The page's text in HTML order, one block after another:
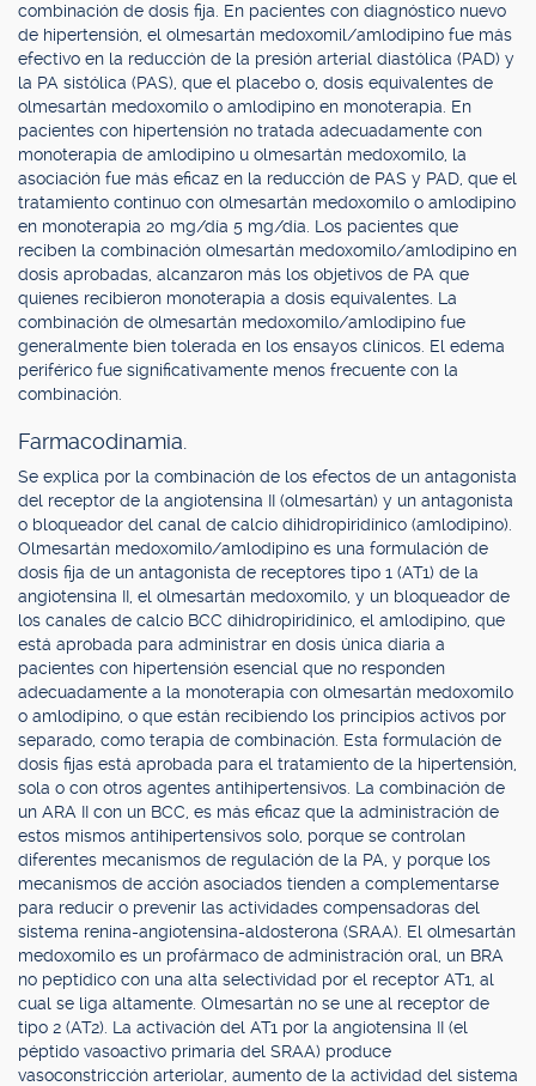
combinación de dosis fija. En pacientes con diagnóstico nuevo
de hipertensión, el olmesartán medoxomil/amlodipino fue más
efectivo en la reducción de la presión arterial diastólica (PAD) y
la PA sistólica (PAS), que el placebo o, dosis equivalentes de
olmesartán medoxomilo o amlodipino en monoterapia. En
pacientes con hipertensión no tratada adecuadamente con
monoterapia de amlodipino u olmesartán medoxomilo, la
asociación fue más eficaz en la reducción de PAS y PAD, que el
tratamiento continuo con olmesartán medoxomilo o amlodipino
en monoterapia 20 mg/día 5 mg/día. Los pacientes que
reciben la combinación olmesartán medoxomilo/amlodipino en
dosis aprobadas, alcanzaron más los objetivos de PA que
quienes recibieron monoterapia a dosis equivalentes. La
combinación de olmesartán medoxomilo/amlodipino fue
generalmente bien tolerada en los ensayos clínicos. El edema
periférico fue significativamente menos frecuente con la
combinación.
Farmacodinamia.
Se explica por la combinación de los efectos de un antagonista
del receptor de la angiotensina II (olmesartán) y un antagonista
o bloqueador del canal de calcio dihidropiridínico (amlodipino).
Olmesartán medoxomilo/amlodipino es una formulación de
dosis fija de un antagonista de receptores tipo 1 (AT1) de la
angiotensina II, el olmesartán medoxomilo, y un bloqueador de
los canales de calcio BCC dihidropiridínico, el amlodipino, que
está aprobada para administrar en dosis única diaria a
pacientes con hipertensión esencial que no responden
adecuadamente a la monoterapia con olmesartán medoxomilo
o amlodipino, o que están recibiendo los principios activos por
separado, como terapia de combinación. Esta formulación de
dosis fijas está aprobada para el tratamiento de la hipertensión,
sola o con otros agentes antihipertensivos. La combinación de
un ARA II con un BCC, es más eficaz que la administración de
estos mismos antihipertensivos solo, porque se controlan
diferentes mecanismos de regulación de la PA, y porque los
mecanismos de acción asociados tienden a complementarse
para reducir o prevenir las actividades compensadoras del
sistema renina-angiotensina-aldosterona (SRAA). El olmesartán
medoxomilo es un profármaco de administración oral, un BRA
no peptídico con una alta selectividad por el receptor AT1, al
cual se liga altamente. Olmesartán no se une al receptor de
tipo 2 (AT2). La activación del AT1 por la angiotensina II (el
péptido vasoactivo primaria del SRAA) produce
vasoconstricción arteriolar, aumento de la actividad del sistema